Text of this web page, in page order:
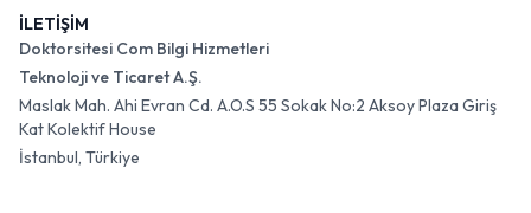
İLETİŞİM
Doktorsitesi Com Bilgi Hizmetleri
Teknoloji ve Ticaret A.Ş.
Maslak Mah. Ahi Evran Cd. A.O.S 55 Sokak No:2 Aksoy Plaza Giriş
Kat Kolektif House
İstanbul, Türkiye